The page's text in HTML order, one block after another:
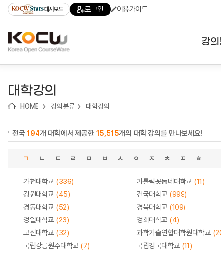
기
기
기
content)
가
대시보드 로그인 이용가이드
강
대학강의
HOME 강의분류 대학강의
전국194개 대학에서 제공한 15,515개의 대학 강의를 만나보세요!
ㄱ ㄴ ㄷ ㄹ ㅁ ㅂ ㅅ ㅇ ㅈ ㅊ ㅍ ㅎ
가천대학교 (336) 가톨릭꽃동네대학교 (11)
강원대학교 (45) 건국대학교 (999)
경동대학교 (52) 경북대학교 (109)
경일대학교 (23) 경희대학교 (4)
고신대학교 (32) 과학기술연합대학원대학교
국립강릉원주대학교 (7) 국립경국대학교 (11)